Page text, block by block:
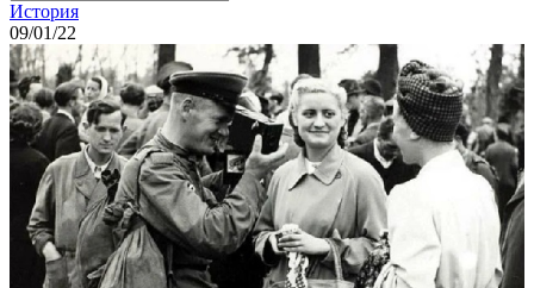
История
09/01/22